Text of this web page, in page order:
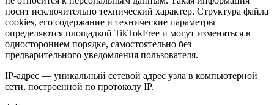
носит исключительно технический характер. Структура файла
cookies, его содержание и технические параметры
определяются площадкой TikTokFree и могут изменяться в
одностороннем порядке, самостоятельно без
предварительного уведомления пользователя.
IP-адрес — уникальный сетевой адрес узла в компьютерной
сети, построенной по протоколу IP.